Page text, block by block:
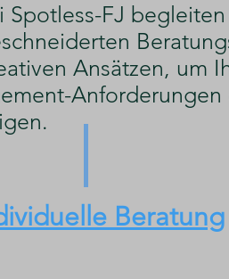
Spotless-FJ
Ansätzen, um
Anforderungen
Beratung